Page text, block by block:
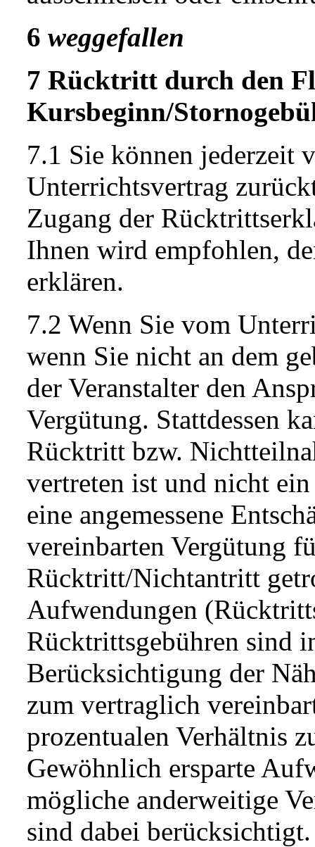
6 weggefallen
7 Rücktritt durch den
Kursbeginn/
7.1 Sie können jederzeit
Unterrichtsvertrag
Zugang der
Ihnen wird empfohlen,
erklären.
7.2 Wenn Sie vom
wenn Sie nicht an dem
der Veranstalter den
Vergütung. Stattdessen
Rücktritt bzw.
vertreten ist und nicht
eine angemessene
vereinbarten Vergütung
Rücktritt/Nichtantritt
Aufwendungen
Rücktrittsgebühren sind
Berücksichtigung der
zum vertraglich
prozentualen Verhältnis
Gewöhnlich ersparte
mögliche anderweitige
sind dabei berücksichtigt.